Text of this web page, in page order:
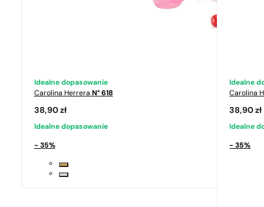
Idealne dopasowanie
Carolina Herrera N° 618
38,90 zł
Idealne dopasowanie
- 35%
Idealne
Carolina
38,90zł
Idealne
- 35%